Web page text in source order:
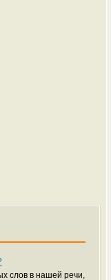
слов в нашей речи,